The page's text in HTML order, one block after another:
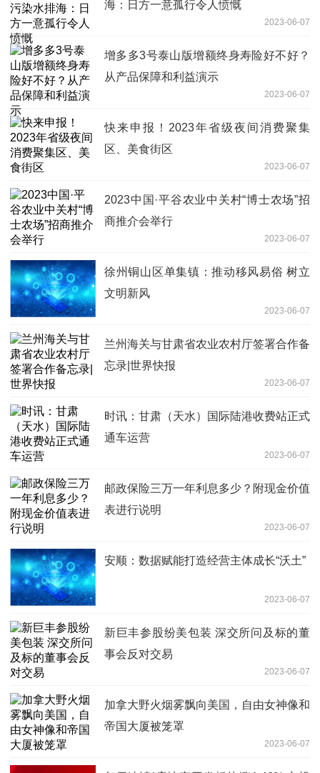
海：日方一意孤行令人愤慨
2023-06-07
增多多3号泰山版增额终身寿险好不好？
从产品保障和利益演示
2023-06-07
快来申报！2023年省级夜间消费聚集
区、美食街区
2023-06-07
2023中国·平谷农业中关村“博士农场”招
商推介会举行
2023-06-07
徐州铜山区单集镇：推动移风易俗 树立
文明新风
2023-06-07
兰州海关与甘肃省农业农村厅签署合作备
忘录|世界快报
2023-06-07
时讯：甘肃（天水）国际陆港收费站正式
通车运营
2023-06-07
邮政保险三万一年利息多少？附现金价值
表进行说明
2023-06-07
安顺：数据赋能打造经营主体成长“沃土”
2023-06-07
新巨丰参股纷美包装 深交所问及标的董
事会反对交易
2023-06-07
加拿大野火烟雾飘向美国，自由女神像和
帝国大厦被笼罩
2023-06-07